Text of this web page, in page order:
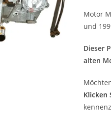
Motor
und
Dieser
alten
Klicken